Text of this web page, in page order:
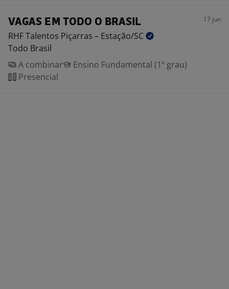
VAGAS EM TODO O BRASIL 17 jun
RHF Talentos Piçarras – Estação/SC
Todo Brasil
A combinar
Ensino Fundamental (1º grau)
Presencial